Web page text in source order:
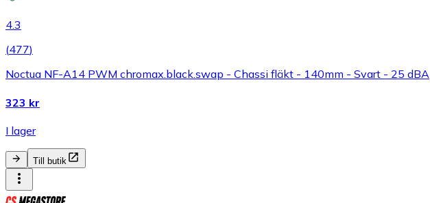
4.3
(477)
Noctua NF-A14 PWM chromax.black.swap - Chassi fläkt - 140mm - Svart - 25 dBA
323 kr
I lager
Till butik